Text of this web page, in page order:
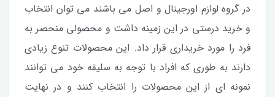
در گروه لوازم اورجینال و اصل می باشند می توان انتخاب
و خرید درستی در این زمینه داشت و محصولی منحصر به
فرد را مورد خریداری قرار داد. این محصولات تنوع زیادی
دارند به طوری که افراد با توجه به سلیقه خود می توانند
نمونه ای از این محصولات را انتخاب کنند و در نهایت